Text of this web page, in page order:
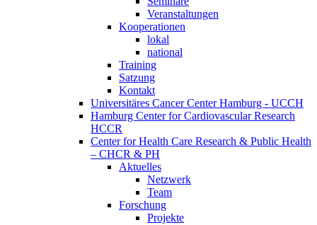
Veranstaltungen
Kooperationen
lokal
national
Training
Satzung
Kontakt
Universitäres Cancer Center Hamburg - UCCH
Hamburg Center for Cardiovascular Research
HCCR
Center for Health Care Research & Public Health
– CHCR & PH
Aktuelles
Netzwerk
Team
Forschung
Projekte